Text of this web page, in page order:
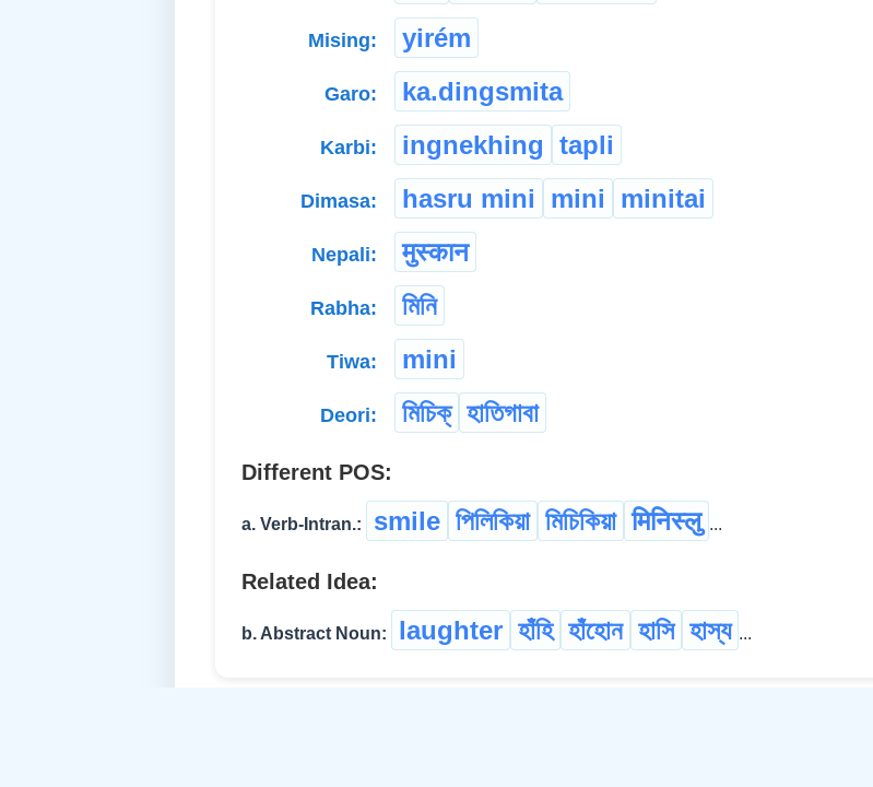
Mising: yirém
Garo: ka.dingsmita
Karbi: ingnekhing tapli
Dimasa: hasru mini mini minitai
Nepali: मुस्कान
Rabha: মিনি
Tiwa: mini
Deori: মিচিক্ হাতিগাবা
Different POS:
a. Verb-Intran.: smile পিলিকিয়া মিচিকিয়া मिनिस्लु ...
Related Idea:
b. Abstract Noun: laughter হাঁহি হাঁহোন হাসি হাস্য ...